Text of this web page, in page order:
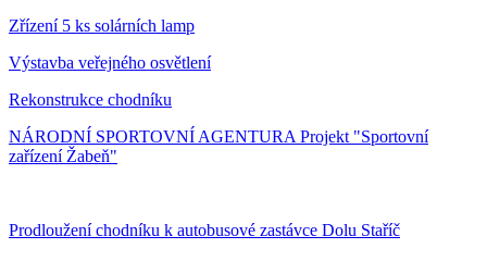
Zřízení 5 ks solárních lamp
Výstavba veřejného osvětlení
Rekonstrukce chodníku
NÁRODNÍ SPORTOVNÍ AGENTURA Projekt "Sportovní
zařízení Žabeň"
Prodloužení chodníku k autobusové zastávce Dolu Staříč